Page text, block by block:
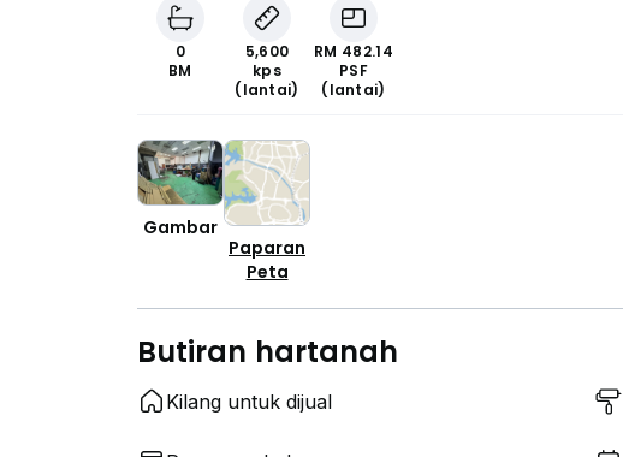
0
BM
5,600
kps
(lantai)
RM 482.14
PSF
(lantai)
Gambar
Paparan
Peta
Butiran hartanah
Kilang untuk dijual